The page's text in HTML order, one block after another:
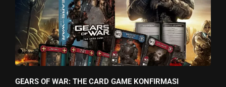
GEARS OF WAR: THE CARD GAME KONFIRMASI